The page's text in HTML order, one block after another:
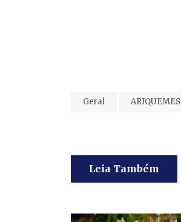
Geral ARIQUEMES
Leia Também